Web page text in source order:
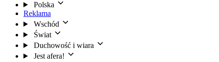
Polska
Reklama
Wschód
Świat
Duchowość i wiara
Jest afera!